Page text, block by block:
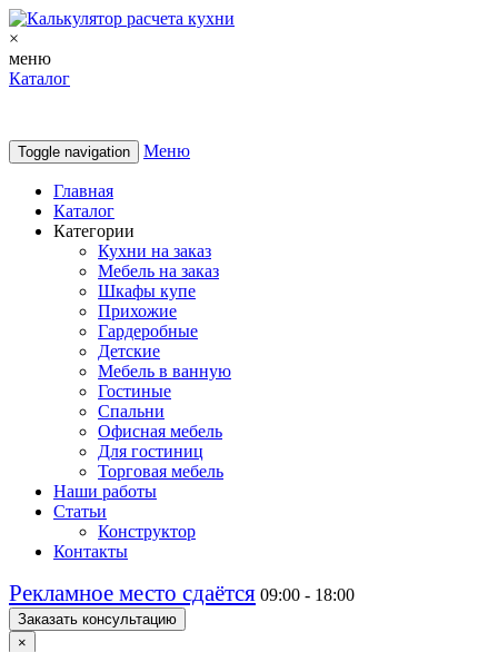
×
меню
Каталог
Toggle navigation Меню
Главная
Каталог
Категории
Кухни на заказ
Мебель на заказ
Шкафы купе
Прихожие
Гардеробные
Детские
Мебель в ванную
Гостиные
Спальни
Офисная мебель
Для гостиниц
Торговая мебель
Наши работы
Статьи
Конструктор
Контакты
Рекламное место сдаётся 09:00 - 18:00
Заказать консультацию
×